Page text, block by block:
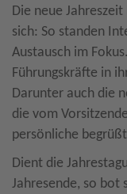
Die neue
sich: So standen
Austausch im
Führungskräfte in
Darunter auch die
die vom
persönliche
Dient die
Jahresende, so bot